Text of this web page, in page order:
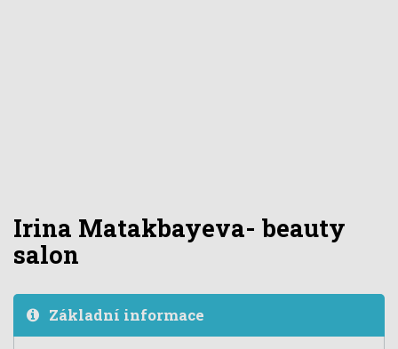
Irina Matakbayeva- beauty
salon
Základní informace